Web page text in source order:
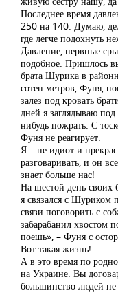
Последнее время
250 на 140. Думаю,
где легче подохнуть
Давление, нервные
подобное. Пришлось
брата Шурика в
сотен метров, Фуня,
залез под кровать
дней я заглядываю
нибудь пожрать. С
Фуня не реагирует.
Я – не идиот и
разговаривать, и он
знает больше нас!
На шестой день своих
я связался с Шуриком
связи поговорить с
забарабанил хвостом
поешь», – Фуня с
Вот такая жизнь!
А в это время по
на Украине. Вы
большинство людей не